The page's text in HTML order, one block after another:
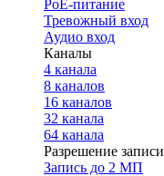
PoE-питание
Тревожный вход
Аудио вход
Каналы
4 канала
8 каналов
16 каналов
32 канала
64 канала
Разрешение записи
Запись до 2 МП